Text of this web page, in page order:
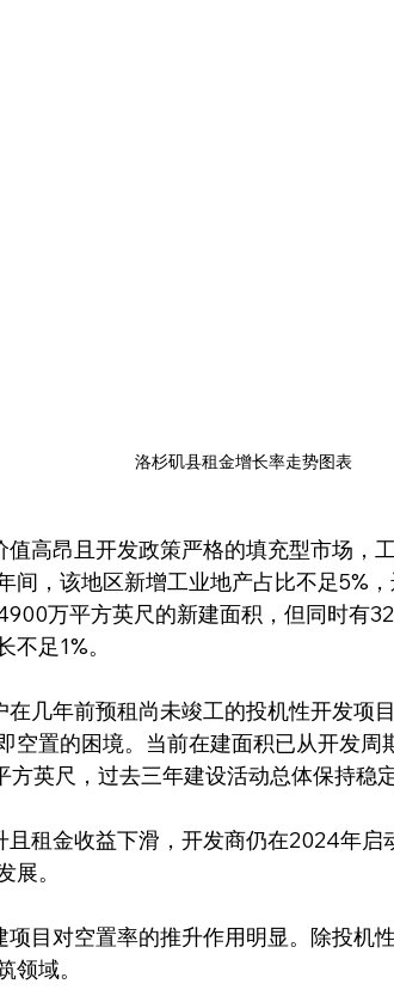
洛杉矶县租金增长率走势图表
间，该地区新增工业地产占比不足5%，
万平方英尺的新建面积，但同时有
足1%。
空置的困境。当前在建面积已从开发
英尺，过去三年建设活动总体保持稳
。
领域。